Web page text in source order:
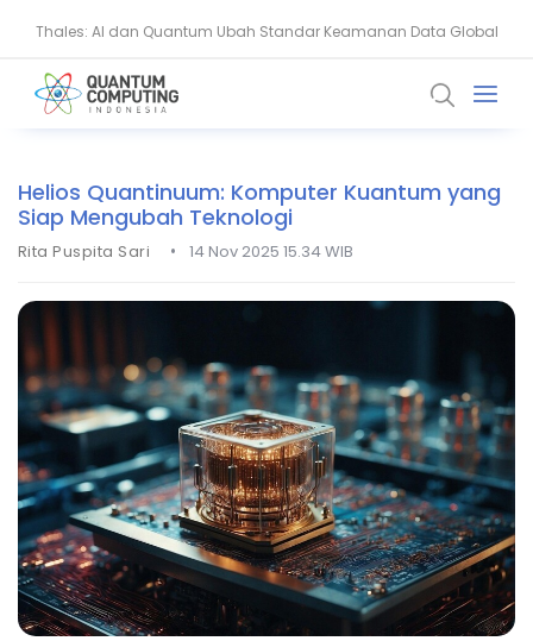
Thales: AI dan Quantum Ubah Standar Keamanan Data Global
BSSN Dorong Industri Siber Nasional Hadapi Ancaman AI dan
Helios Quantinuum: Komputer Kuantum yang
Siap Mengubah Teknologi
Rita Puspita Sari • 14 Nov 2025 15.34 WIB